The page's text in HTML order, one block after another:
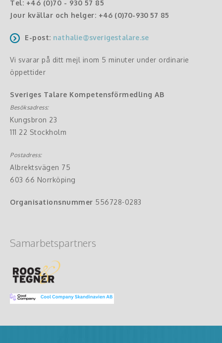
Tel: +46 (0)70 - 930 57 85
Jour kvällar och helger: +46 (0)70-930 57 85
E-post: nathalie@sverigestalare.se
Vi svarar på ditt mejl inom 5 minuter under ordinarie
öppettider
Sveriges Talare Kompetensförmedling AB
Besöksadress:
Kungsbron 23
111 22 Stockholm
Postadress:
Albrektsvägen 75
603 66 Norrköping
Organisationsnummer 556728-0283
Samarbetspartners